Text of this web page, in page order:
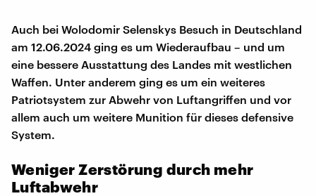
Auch bei Wolodomir Selenskys Besuch in Deutschland
am 12.06.2024 ging es um Wiederaufbau – und um
eine bessere Ausstattung des Landes mit westlichen
Waffen. Unter anderem ging es um ein weiteres
Patriotsystem zur Abwehr von Luftangriffen und vor
allem auch um weitere Munition für dieses defensive
System.
Weniger Zerstörung durch mehr
Luftabwehr